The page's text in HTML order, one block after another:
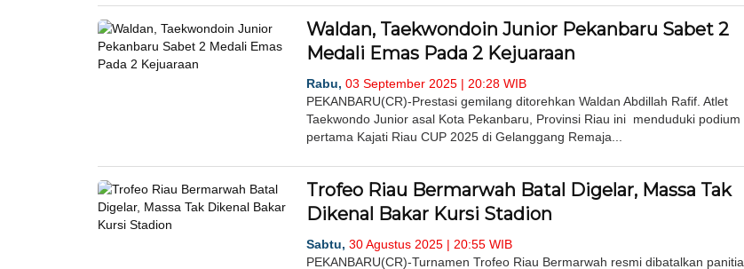
Waldan, Taekwondoin Junior Pekanbaru Sabet 2
Medali Emas Pada 2 Kejuaraan
Rabu, 03 September 2025 | 20:28 WIB
PEKANBARU(CR)-Prestasi gemilang ditorehkan Waldan Abdillah Rafif. Atlet
Taekwondo Junior asal Kota Pekanbaru, Provinsi Riau ini menduduki podium
pertama Kajati Riau CUP 2025 di Gelanggang Remaja...
Trofeo Riau Bermarwah Batal Digelar, Massa Tak
Dikenal Bakar Kursi Stadion
Sabtu, 30 Agustus 2025 | 20:55 WIB
PEKANBARU(CR)-Turnamen Trofeo Riau Bermarwah resmi dibatalkan panitia